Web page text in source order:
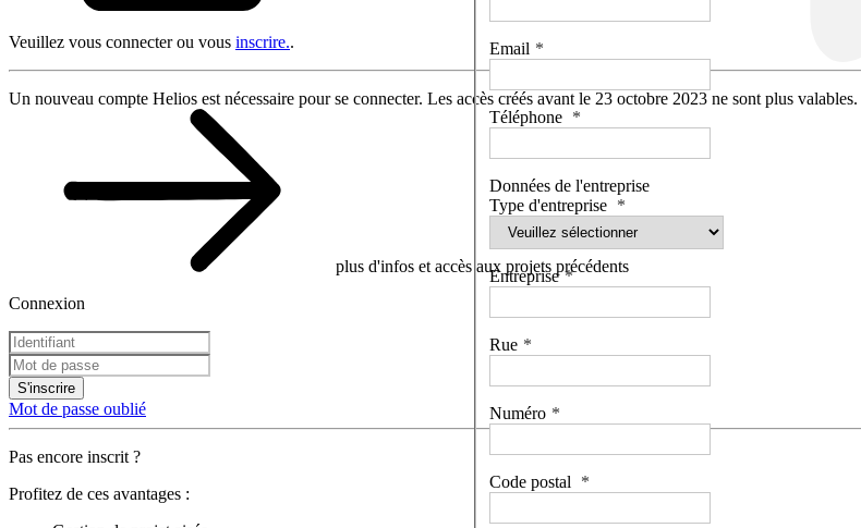
Veuillez vous connecter ou vous inscrire..
Un nouveau compte Helios est nécessaire pour se connecter. Les accès créés avant le 23 octobre 2023 ne sont plus valables.
plus d'infos et accès aux projets précédents
Connexion
S'inscrire
Mot de passe oublié
Pas encore inscrit ?
Profitez de ces avantages :
Email
Téléphone
Données de l'entreprise
Type d'entreprise
Entreprise
Rue
Numéro
Code postal